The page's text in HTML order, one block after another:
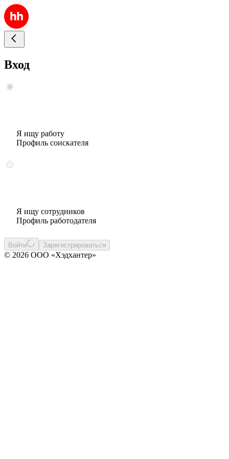
Вход
Я ищу работу
Профиль соискателя
Я ищу сотрудников
Профиль работодателя
Войти Зарегистрироваться
© 2026 ООО «Хэдхантер»